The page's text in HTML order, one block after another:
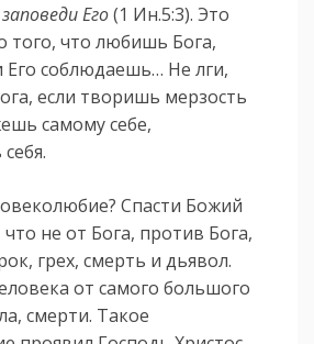
Его(1 Ин.5:3). Это
того, что любишь Бога,
Его соблюдаешь… Не лги,
если творишь мерзость
самому себе,
Спасти Божий
не от Бога, против Бога,
грех, смерть и дьявол.
от самого большого
смерти. Такое